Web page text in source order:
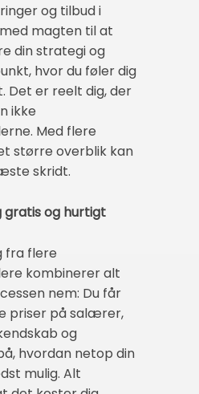
og tilbud i
magten til at
din strategi og
hvor du føler dig
Det er reelt dig, der
ikke
Med flere
større overblik kan
skridt.
gratis og hurtigt
fra flere
kombinerer alt
nem: Du får
priser på salærer,
og
hvordan netop din
mulig. Alt